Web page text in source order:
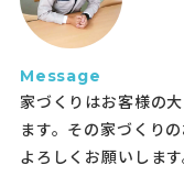
Message
家づくりはお客様の
ます。その家づくり
よろしくお願いします